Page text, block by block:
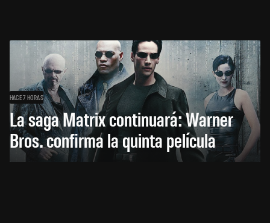
HACE 7 HORAS
La saga Matrix continuará: Warner
Bros. confirma la quinta película